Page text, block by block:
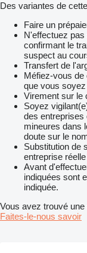
Des variantes de
Faire un
N'effectuez
confirmant le
suspect au
Transfert de
Méfiez-vous de
que vous
Virement sur le
Soyez
des entreprises
mineures dans
doute sur le
Substitution de
entreprise réelle
Avant
indiquées sont
indiquée.
Vous avez trouvé une
Faites-le-nous savoir